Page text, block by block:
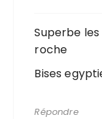
Superbe
roche
Bises
Répondre